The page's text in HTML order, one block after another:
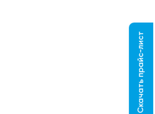
Скачать прайс-лист